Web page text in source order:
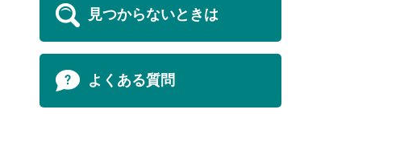
見つからないときは
よくある質問